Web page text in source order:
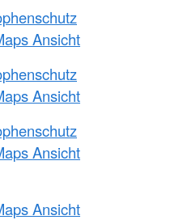
Ansicht
Ansicht
Ansicht
Ansicht